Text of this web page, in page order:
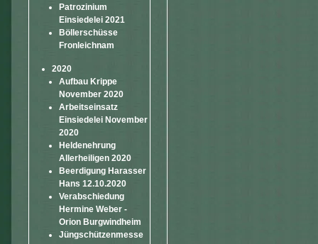
Patrozinium
Einsiedelei 2021
Böllerschüsse
Fronleichnam
2020
Aufbau Krippe
November 2020
Arbeitseinsatz
Einsiedelei November
2020
Heldenehrung
Allerheiligen 2020
Beerdigung Harasser
Hans 12.10.2020
Verabschiedung
Hermine Weber -
Orion Burgwindheim
Jüngschützenmesse